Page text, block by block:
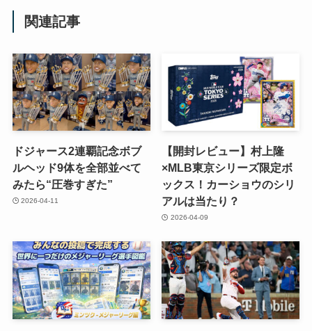
関連記事
ドジャース2連覇記念ボブ
ルヘッド9体を全部並べて
みたら“圧巻すぎた”
2026-04-11
【開封レビュー】村上隆
×MLB東京シリーズ限定ボ
ックス！カーショウのシリ
アルは当たり？
2026-04-09